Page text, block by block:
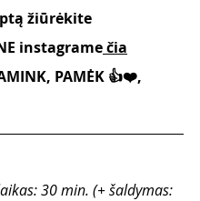
žiūrėkite
instagrame čia
PAMĖK 👍❤️,
30 min. (+ šaldymas: